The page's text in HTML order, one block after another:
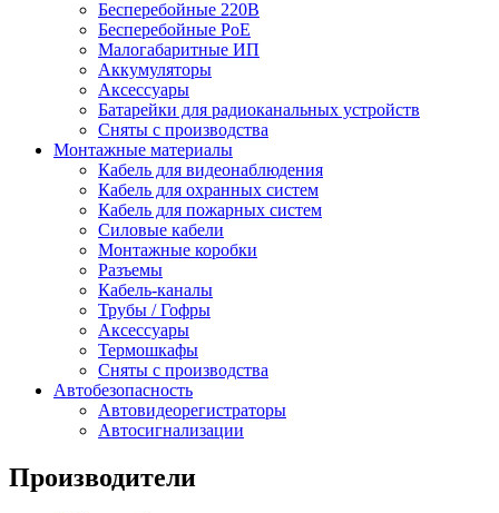
Бесперебойные 220В
Бесперебойные PoE
Малогабаритные ИП
Аккумуляторы
Аксессуары
Батарейки для радиоканальных устройств
Сняты с производства
Монтажные материалы
Кабель для видеонаблюдения
Кабель для охранных систем
Кабель для пожарных систем
Силовые кабели
Монтажные коробки
Разъемы
Кабель-каналы
Трубы / Гофры
Аксессуары
Термошкафы
Сняты с производства
Автобезопасность
Автовидеорегистраторы
Автосигнализации
Производители